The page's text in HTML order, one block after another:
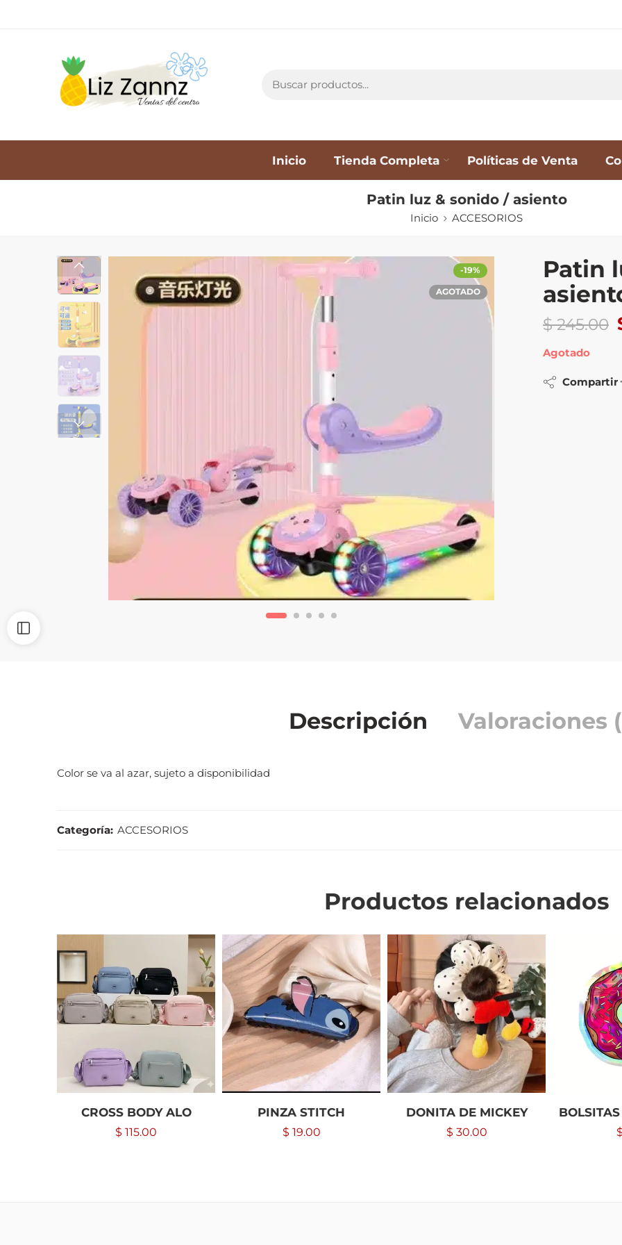
Inicio Tienda Completa Políticas de Venta
Patin luz & sonido / asiento
Inicio ACCESORIOS
-19%
AGOTADO
Patin
$245.00
Agotado
Compartir
Descripción Valoraciones
Color se va al azar, sujeto a disponibilidad
Categoría: ACCESORIOS
Productos relacionados
CROSS BODY ALO
$ 115.00
PINZA STITCH
$ 19.00
DONITA DE MICKEY
$ 30.00